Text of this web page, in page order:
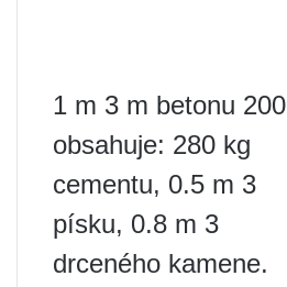
1 m 3 m betonu 200
obsahuje: 280 kg
cementu, 0.5 m 3
písku, 0.8 m 3
drceného kamene.